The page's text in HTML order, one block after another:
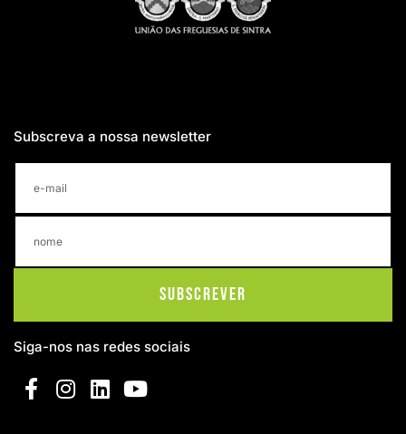
Subscreva a nossa newsletter
Subscrever
Siga-nos nas redes sociais